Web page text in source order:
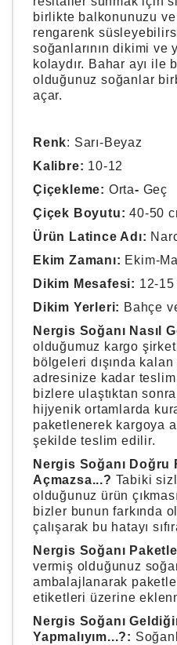
birlikte balkonunuzu
rengarenk
soğanlarının dikimi
kolaydır. Bahar ayı ile
olduğunuz soğanlar
açar.
Renk: Sarı-Beyaz
Kalibre: 10-12
Çiçekleme: Orta- Geç
Çiçek Boyutu: 40-50
Ürün Latince Adı:
Ekim Zamanı: Ekim-
Dikim Mesafesi: 12-15
Dikim Yerleri: Bahçe
Nergis Soğanı Nasıl
olduğumuz kargo
bölgeleri dışında
adresinize kadar
bizlere ulaştıktan
hijyenik ortamlarda
paketlenerek kargoya
şekilde teslim edilir.
Nergis Soğanı Doğru
Açmazsa...? Tabiki
olduğunuz ürün
bizler bunun farkında
çalışarak bu hatayı
Nergis Soğanı
vermiş olduğunuz
ambalajlanarak
etiketleri üzerine
Nergis Soğanı
Yapmalıyım...?: